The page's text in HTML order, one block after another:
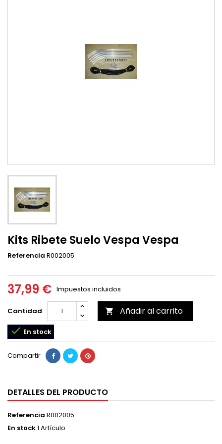
Kits Ribete Suelo Vespa Vespa
Referencia R002005
37,99 € Impuestos incluidos
Cantidad  Añadir al carrito
 En stock
Compartir
DETALLES DEL PRODUCTO
Referencia R002005
En stock1 Artículo